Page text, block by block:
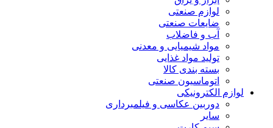
لوازم صنعتی
ضایعات صنعتی
آب و فاضلاب
مواد شیمیایی و معدنی
تولید مواد غذایی
بسته بندی کالا
اتوماسیون صنعتی
لوازم الکترونیکی
دوربین عکاسی و فیلمبرداری
سایر